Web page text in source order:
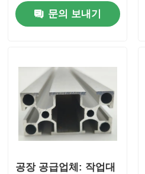
문의 보내기
공장 공급업체: 작업대